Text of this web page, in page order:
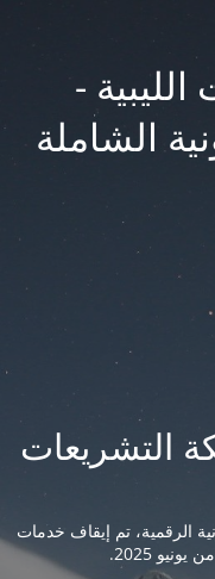
-
الشاملة
التشريعات
الرقمية، تم إيقاف خدمات
2025.